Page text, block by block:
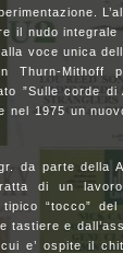
il nudo
voce unica
Thurn-Mithoff
”Sulle corde
nel 1975 un
da parte della
di un
“tocco”
tastiere e
cui e’ ospite il